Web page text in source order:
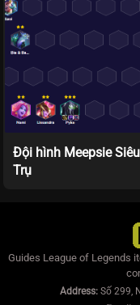
Đội hình Meepsie
Trụ
Guides League of Legends
Address:Số 299,